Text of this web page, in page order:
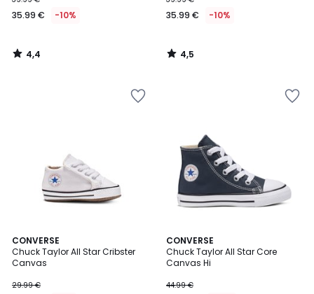
35.99 € -10%
4,4
/
35.99 € -10%
4,5
/
CONVERSE
Chuck Taylor All Star Cribster
Canvas
29.99 €
4,7
/ 5
CONVERSE
Chuck Taylor All Star Core
Canvas Hi
44.99 €
5
/
5